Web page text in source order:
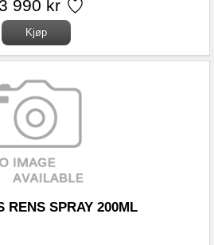
Sidehengslet Soft Close: Ja
montert cm: 101.2 Bredde montert
35.6 Avstand brennbart materiale
materiale rygg (cm): 10.0
side (cm): 31.0 Ekstern tilluft:
990 kr
RENS SPRAY 200ML